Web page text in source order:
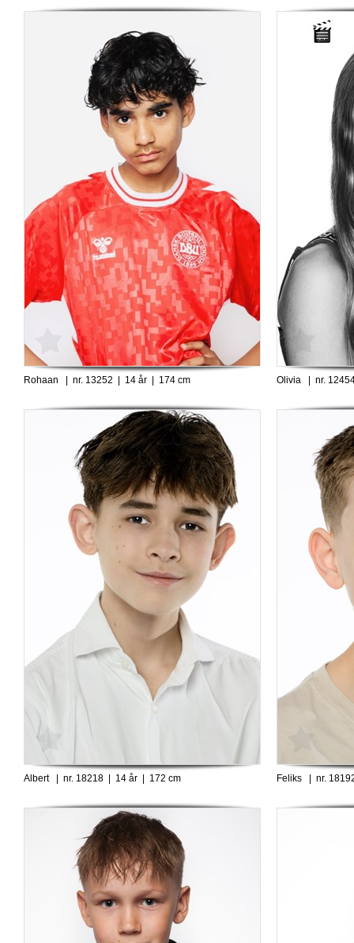
Rohaan | nr. 13252 | 14 år | 174 cm Olivia | nr.
Albert | nr. 18218 | 14 år | 172 cm Feliks | nr.